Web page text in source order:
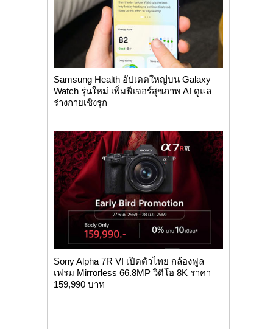
Samsung Health อัปเดตใหญ่บน Galaxy
Watch รุ่นใหม่ เพิ่มฟีเจอร์สุขภาพ AI ดูแล
ร่างกายเชิงรุก
Sony Alpha 7R VI เปิดตัวไทย กล้องฟูล
เฟรม Mirrorless 66.8MP วิดีโอ 8K ราคา
159,990 บาท